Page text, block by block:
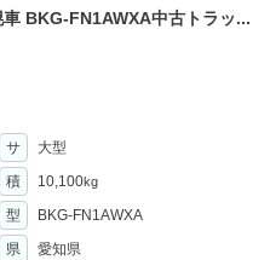
車 BKG-FN1AWXA中古トラッ...
サ
大型
積 10,100kg
型
BKG-FN1AWXA
県 愛知県